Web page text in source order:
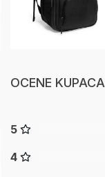
OCENE KUPACA
5
4